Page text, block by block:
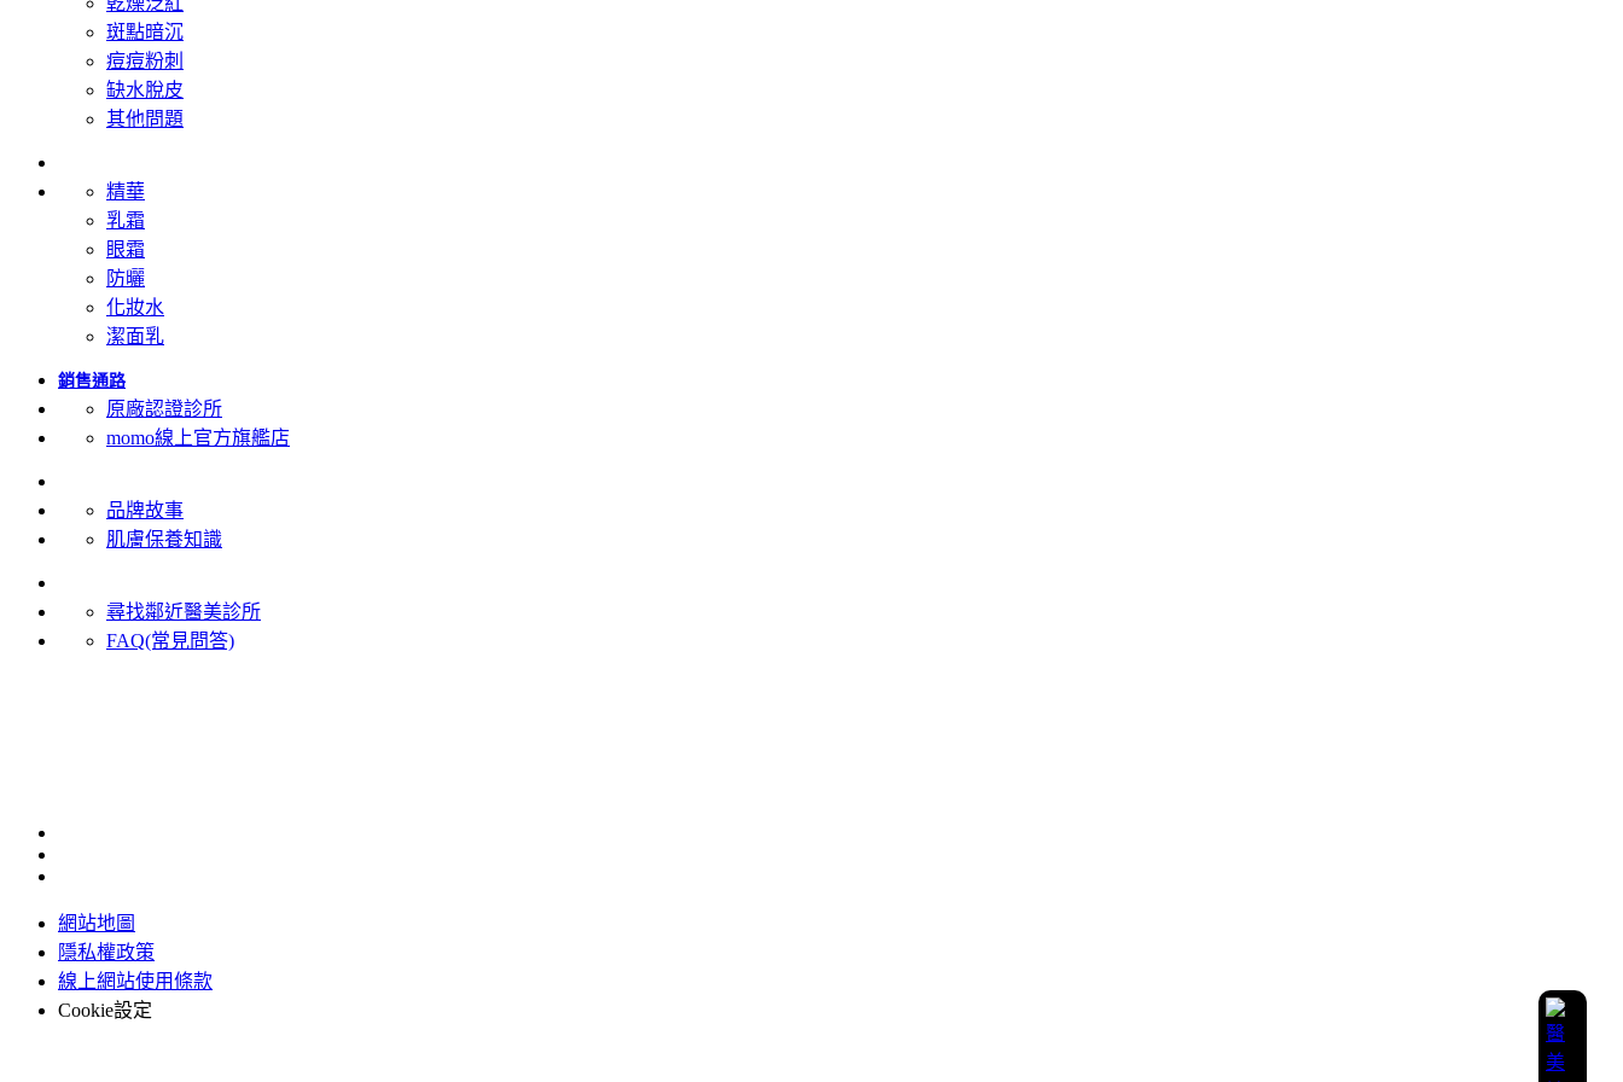
斑點暗沉
痘痘粉刺
缺水脫皮
其他問題
精華
乳霜
眼霜
防曬
化妝水
潔面乳
銷售通路
原廠認證診所
momo線上官方旗艦店
品牌故事
肌膚保養知識
尋找鄰近醫美診所
FAQ(常見問答)
網站地圖
隱私權政策
線上網站使用條款
Cookie設定